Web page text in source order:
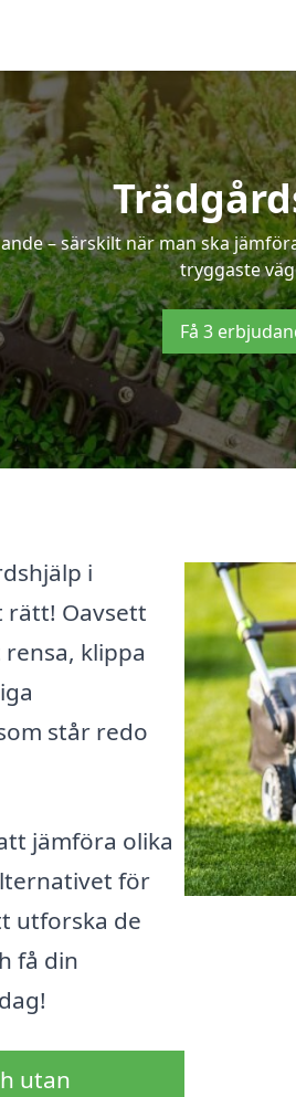
– särskilt när man ska
tryggaste
Få 3
i
rätt! Oavsett
klippa
står redo
jämföra olika
för
utforska de
få din
utan